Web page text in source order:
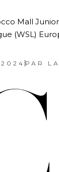
Mall
(WSL)
PAR